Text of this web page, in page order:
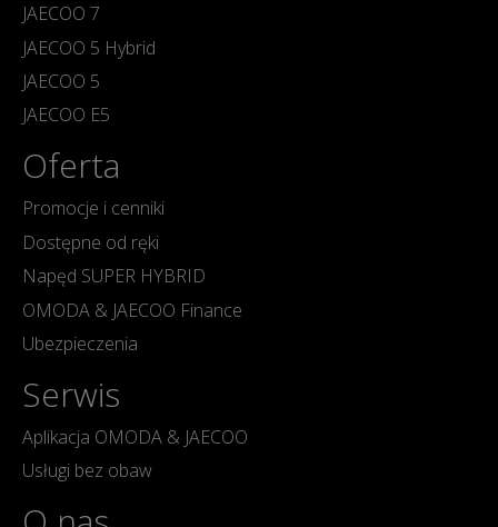
JAECOO 7
JAECOO 5 Hybrid
JAECOO 5
JAECOO E5
Oferta
Promocje i cenniki
Dostępne od ręki
Napęd SUPER HYBRID
OMODA & JAECOO Finance
Ubezpieczenia
Serwis
Aplikacja OMODA & JAECOO
Usługi bez obaw